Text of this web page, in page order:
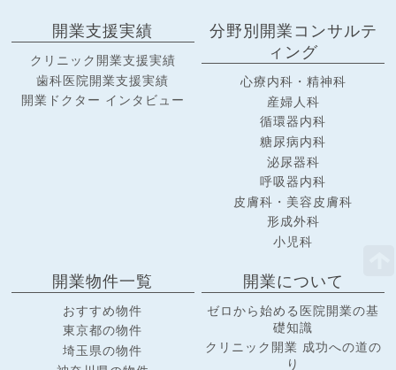
開業支援実績
クリニック開業支援実績
歯科医院開業支援実績
開業ドクター インタビュー
分野別開業コンサルテ
ィング
心療内科・精神科
産婦人科
循環器内科
糖尿病内科
泌尿器科
呼吸器内科
皮膚科・美容皮膚科
形成外科
小児科
開業物件一覧
おすすめ物件
東京都の物件
埼玉県の物件
開業について
ゼロから始める医院開業の基
礎知識
クリニック開業 成功への道の
り